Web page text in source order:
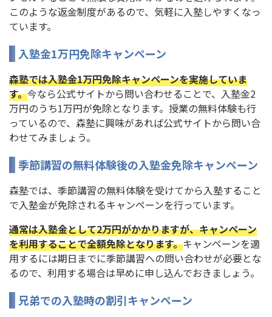
このような返金制度があるので、気軽に入塾しやすくなっ
ています。
入塾金1万円免除キャンペーン
森塾では入塾金1万円免除キャンペーンを実施していま
す。今なら公式サイトから問い合わせることで、入塾金2
万円のうち1万円が免除となります。授業の無料体験も行
っているので、森塾に興味があれば公式サイトから問い合
わせてみましょう。
季節講習の無料体験後の入塾金免除キャンペーン
森塾では、季節講習の無料体験を受けてから入塾すること
で入塾金が免除されるキャンペーンを行っています。
通常は入塾金として2万円がかかりますが、キャンペーン
を利用することで全額免除となります。キャンペーンを適
用するには期日までに季節講習への問い合わせが必要とな
るので、利用する場合は早めに申し込んでおきましょう。
兄弟での入塾時の割引キャンペーン